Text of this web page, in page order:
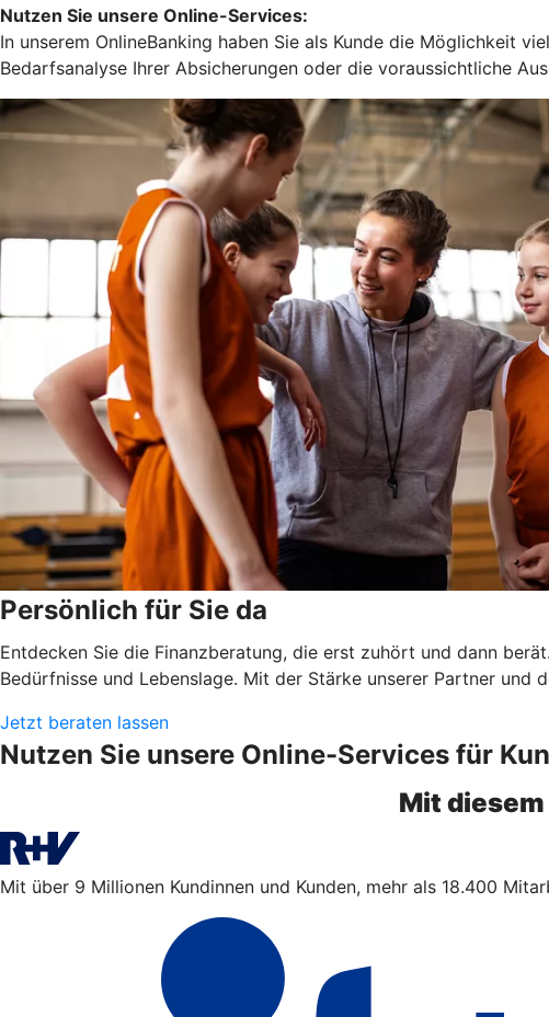
Nutzen Sie unsere Online-Services:
In unserem OnlineBanking haben Sie als Kunde die Möglichkeit
Bedarfsanalyse Ihrer Absicherungen oder die voraussichtliche
Persönlich für Sie da
Entdecken Sie die Finanzberatung, die erst zuhört und dann
Bedürfnisse und Lebenslage. Mit der Stärke unserer Partner und
Jetzt beraten lassen
Nutzen Sie unsere Online-Services für
Mit
Mit über 9 Millionen Kundinnen und Kunden, mehr als 18.400